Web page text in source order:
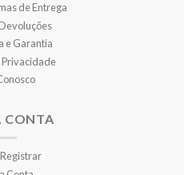
de Entrega
e Garantia
Privacidade
CONTA